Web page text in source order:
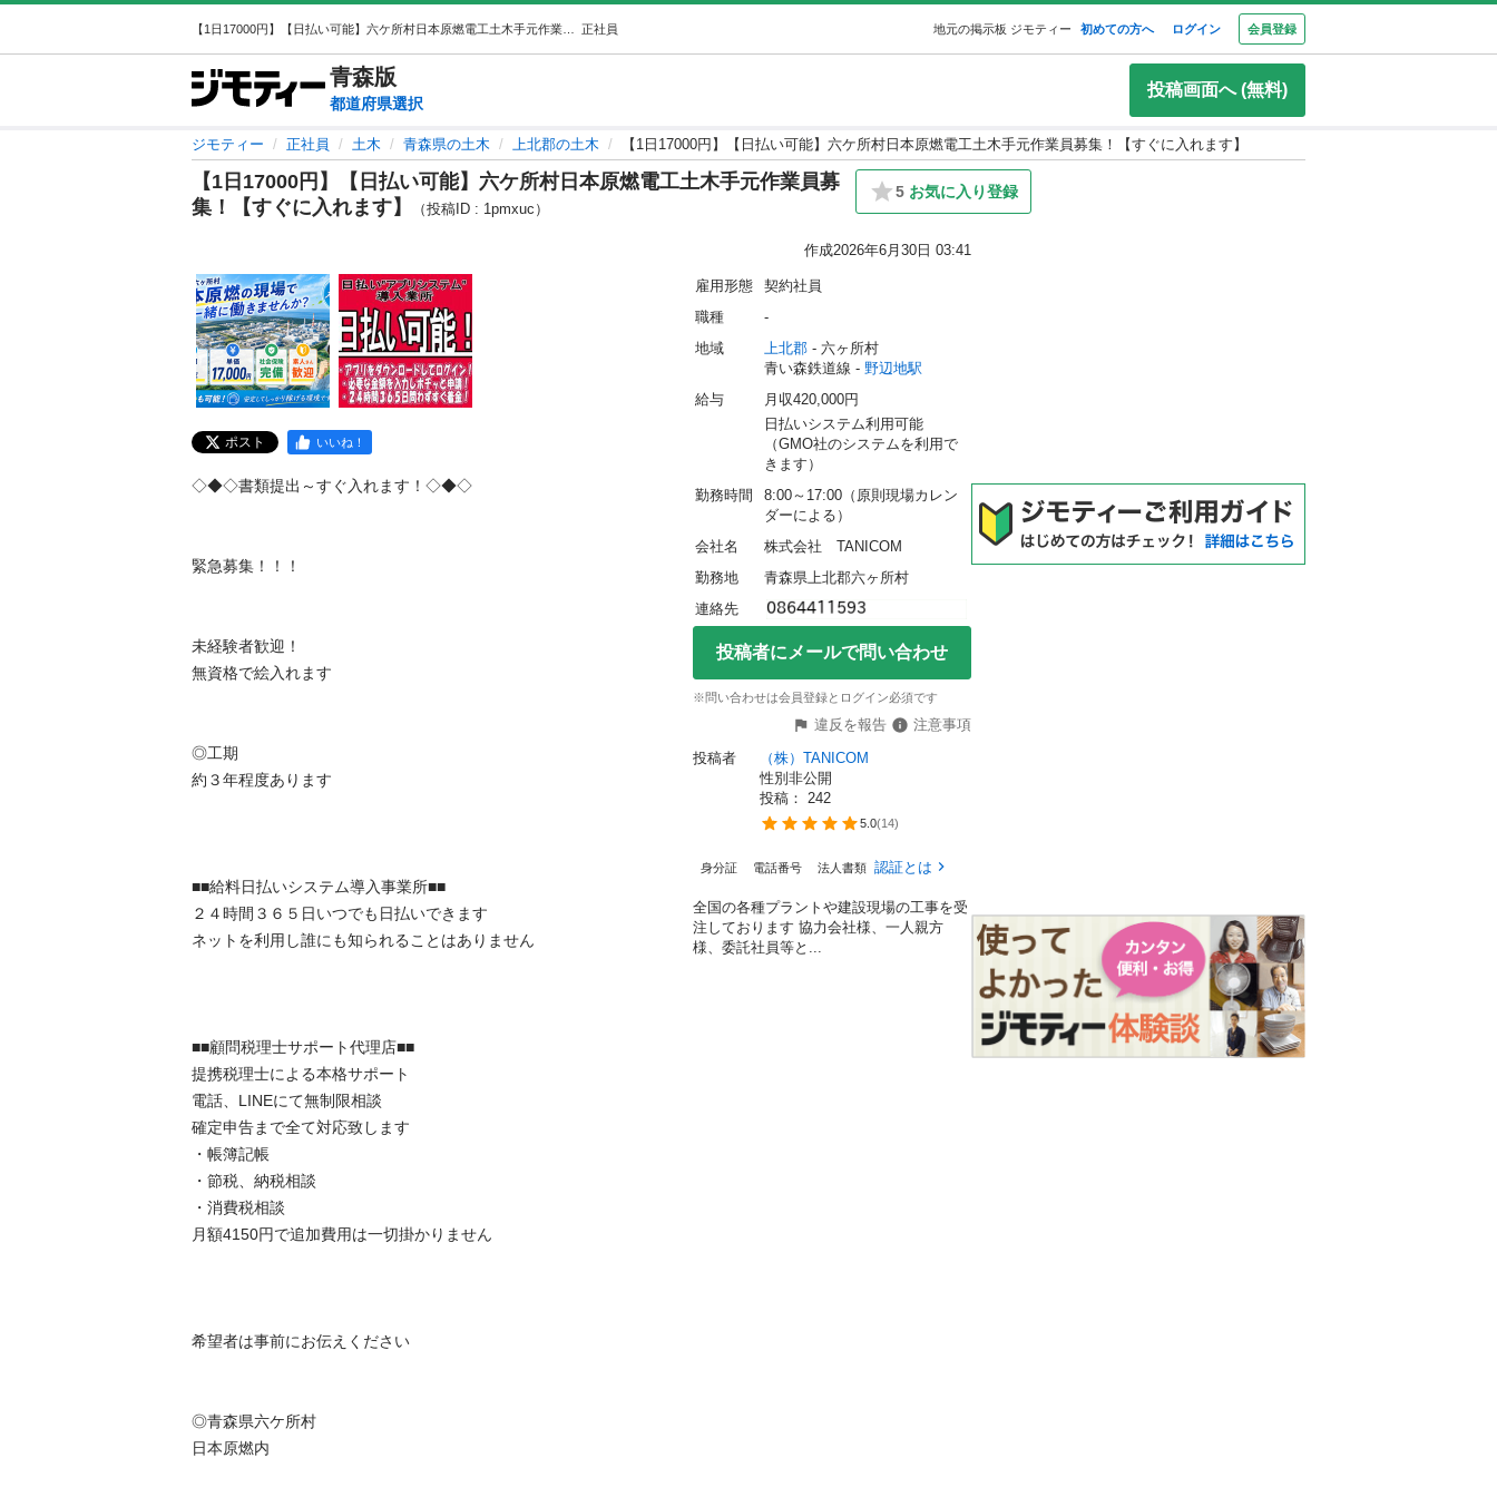
正社員 地元の掲示板 ジモティー 初めての方へ ログイン 会員登録
青森版
都道府県選択
投稿画面へ (無料)
ジモティー 正社員 土木 青森県の土木 上北郡の土木 【1日17000円】【日払い可能】六ケ所村日本原燃電工土木手元作業員募集！【すぐに入れます】
【1日17000円】【日払い可能】六ケ所村日本原燃電工土木手元作業員募
集！【すぐに入れます】
（投稿ID : 1pmxuc）
5 お気に入り登録
作成2026年6月30日 03:41
ポスト いいね！
◇◆◇書類提出～すぐ入れます！◇◆◇
緊急募集！！！
未経験者歓迎！
無資格で絵入れます
◎工期
約３年程度あります
■■給料日払いシステム導入事業所■■
２４時間３６５日いつでも日払いできます
ネットを利用し誰にも知られることはありません
■■顧問税理士サポート代理店■■
提携税理士による本格サポート
電話、LINEにて無制限相談
確定申告まで全て対応致します
・帳簿記帳
・節税、納税相談
・消費税相談
月額4150円で追加費用は一切掛かりません
希望者は事前にお伝えください
◎青森県六ケ所村
日本原燃内
雇用形態
契約社員
職種
-
地域
上北郡 - 六ヶ所村
青い森鉄道線 - 野辺地駅
給与
月収420,000円
日払いシステム利用可能
（GMO社のシステムを利用で
きます）
勤務時間
8:00～17:00（原則現場カレン
ダーによる）
会社名
株式会社　TANICOM
勤務地
青森県上北郡六ヶ所村
連絡先
投稿者にメールで問い合わせ
※問い合わせは会員登録とログイン必須です
違反を報告
注意事項
投稿者
（株）TANICOM
性別非公開
投稿： 242
5.0(14)
身分証 電話番号 法人書類 認証とは
全国の各種プラントや建設現場の工事を受
注しております 協力会社様、一人親方
様、委託社員等と...